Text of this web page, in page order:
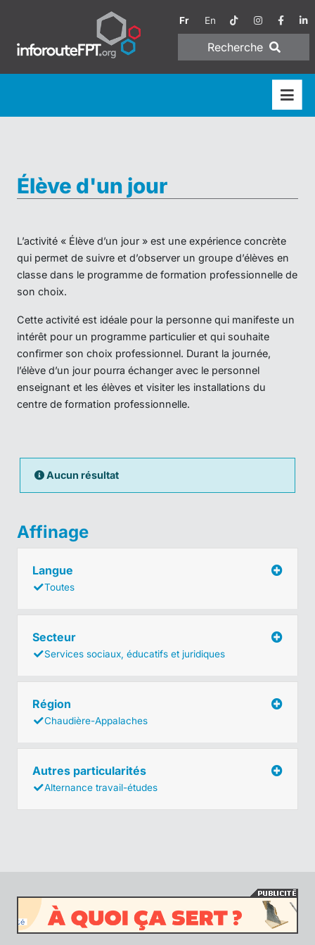
Fr En
Recherche
Élève d'un jour
L’activité « Élève d’un jour » est une expérience concrète
qui permet de suivre et d’observer un groupe d’élèves en
classe dans le programme de formation professionnelle de
son choix.
Cette activité est idéale pour la personne qui manifeste un
intérêt pour un programme particulier et qui souhaite
confirmer son choix professionnel. Durant la journée,
l’élève d’un jour pourra échanger avec le personnel
enseignant et les élèves et visiter les installations du
centre de formation professionnelle.
Aucun résultat
Affinage
Langue
Toutes
Secteur
Services sociaux, éducatifs et juridiques
Région
Chaudière-Appalaches
Autres particularités
Alternance travail-études